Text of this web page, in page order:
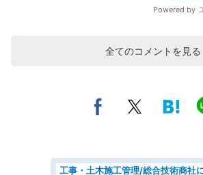
全てのコメントを見る